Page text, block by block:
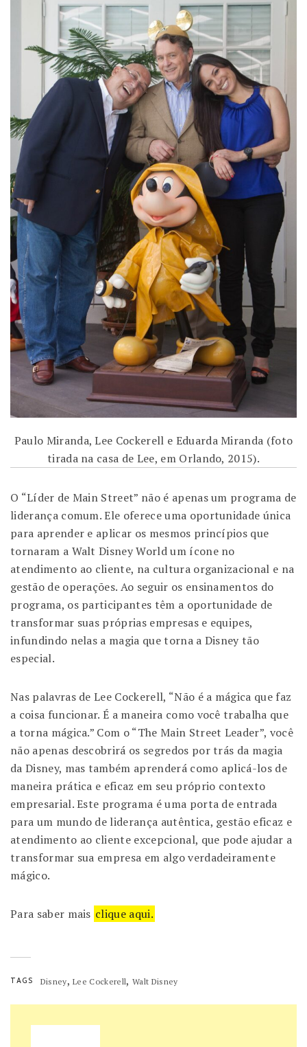
Paulo Miranda, Lee Cockerell e Eduarda Miranda (foto
tirada na casa de Lee, em Orlando, 2015).
O “Líder de Main Street” não é apenas um programa de
liderança comum. Ele oferece uma oportunidade única
para aprender e aplicar os mesmos princípios que
tornaram a Walt Disney World um ícone no
atendimento ao cliente, na cultura organizacional e na
gestão de operações. Ao seguir os ensinamentos do
programa, os participantes têm a oportunidade de
transformar suas próprias empresas e equipes,
infundindo nelas a magia que torna a Disney tão
especial.
Nas palavras de Lee Cockerell, “Não é a mágica que faz
a coisa funcionar. É a maneira como você trabalha que
a torna mágica.” Com o “The Main Street Leader”, você
não apenas descobrirá os segredos por trás da magia
da Disney, mas também aprenderá como aplicá-los de
maneira prática e eficaz em seu próprio contexto
empresarial. Este programa é uma porta de entrada
para um mundo de liderança autêntica, gestão eficaz e
atendimento ao cliente excepcional, que pode ajudar a
transformar sua empresa em algo verdadeiramente
mágico.
Para saber mais clique aqui.
TAGS Disney,Lee Cockerell, Walt Disney